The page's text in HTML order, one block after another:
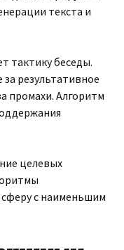
текста и
тактику беседы.
результативное
промахи. Алгоритм
целевых
с наименьшим